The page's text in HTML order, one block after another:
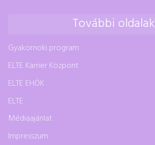
További oldalak
Gyakornoki program
ELTE Karrier Központ
ELTE EHÖK
ELTE
Médiaajánlat
Impresszum